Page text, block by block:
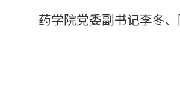
药学院党委副书记李冬